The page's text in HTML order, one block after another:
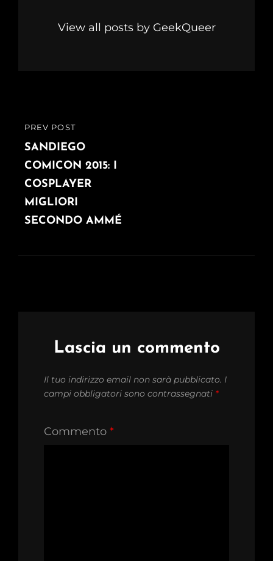
View all posts by GeekQueer
Navigazione
articoli
PREVIOUS
POST
PREV POST
SANDIEGO
COMICON 2015: I
COSPLAYER
MIGLIORI
SECONDO AMMÉ
Lascia un commento
Il tuo indirizzo email non sarà pubblicato. I
campi obbligatori sono contrassegnati *
Commento *